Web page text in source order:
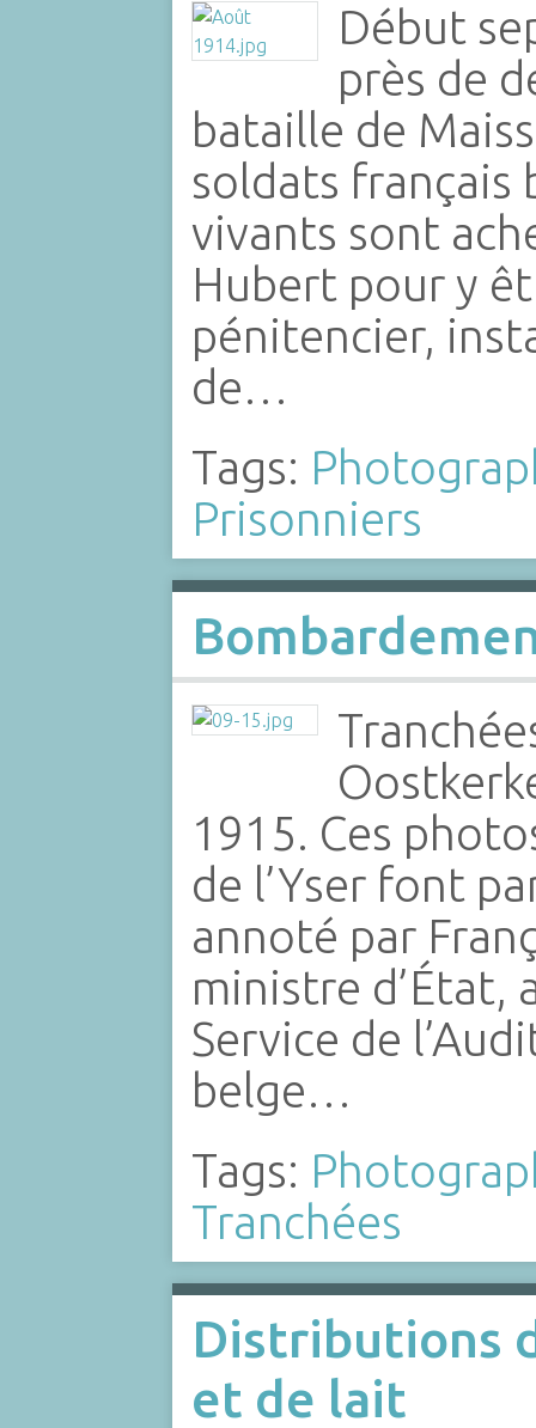
Début
près de
bataille de
soldats français
vivants sont
Hubert pour y
pénitencier,
de…
Tags:
Prisonniers
1915. Ces
de l’Yser font
annoté par
ministre d’État,
Service de
belge…
Tags:
Tranchées
Distributions
et de lait